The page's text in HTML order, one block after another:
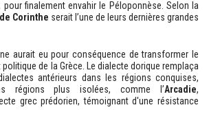
pour finalement envahir le Péloponnèse. Selon la
Corinthe serait l’une de leurs dernières grandes
aurait eu pour conséquence de transformer le
de la Grèce. Le dialecte dorique remplaça
antérieurs dans les régions conquises,
régions plus isolées, comme l’Arcadie,
grec prédorien, témoignant d'une résistance